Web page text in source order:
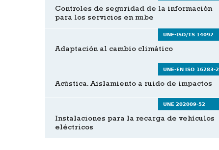
Controles de seguridad de la información
para los servicios en nube
UNE-ISO/TS 14092
Adaptación al cambio climático
UNE-EN ISO 16283-2
Acústica. Aislamiento a ruido de impactos
UNE 202009-52
Instalaciones para la recarga de vehículos
eléctricos